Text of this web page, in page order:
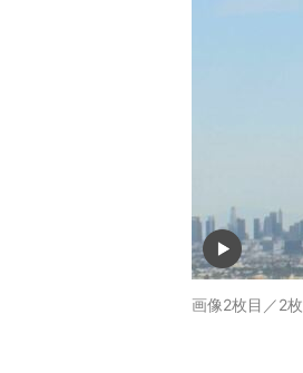
画像2枚目／2枚